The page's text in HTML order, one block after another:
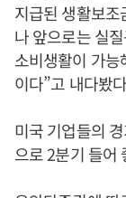
지급된 생활보조
나 앞으로는 실
소비생활이 가
이다”고 내다봤
미국 기업들의
으로 2분기 들어